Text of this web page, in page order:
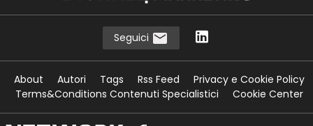
Seguici
About Autori Tags Rss Feed
Privacy e Cookie Policy
Terms&Conditions Contenuti Specialistici
Cookie Center